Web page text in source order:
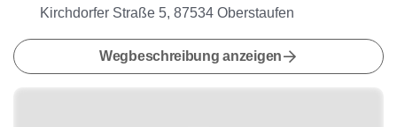
Kirchdorfer Straße 5, 87534 Oberstaufen
Wegbeschreibung anzeigen